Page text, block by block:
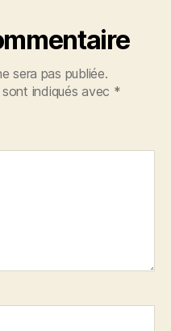
sera pas publiée.
indiqués avec *